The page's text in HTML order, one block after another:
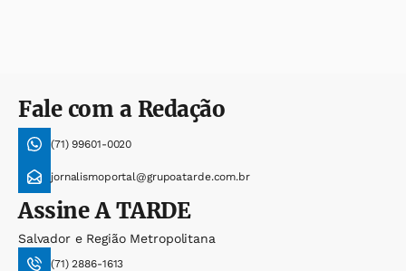
Fale com a Redação
(71) 99601-0020
jornalismoportal@grupoatarde.com.br
AssineA TARDE
Salvador e Região Metropolitana
(71) 2886-1613